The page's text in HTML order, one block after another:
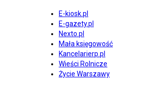
E-kiosk.pl
E-gazety.pl
Nexto.pl
Mała księgowość
Kancelarierp.pl
Wieści Rolnicze
Życie Warszawy